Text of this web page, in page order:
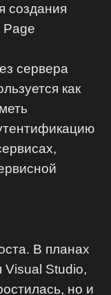
создания
Page
сервера
как
В планах
Visual Studio,
но и